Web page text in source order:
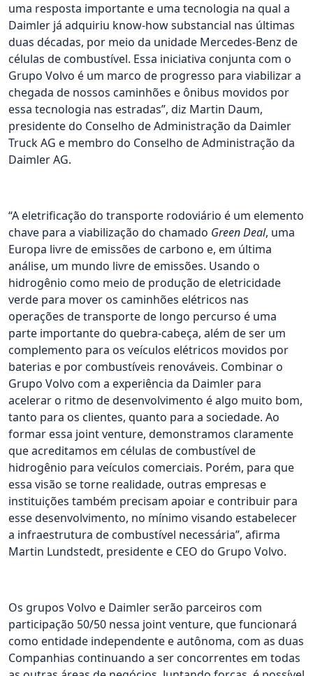
uma resposta importante e uma tecnologia na qual a
Daimler já adquiriu know-how substancial nas últimas
duas décadas, por meio da unidade Mercedes-Benz de
células de combustível. Essa iniciativa conjunta com o
Grupo Volvo é um marco de progresso para viabilizar a
chegada de nossos caminhões e ônibus movidos por
essa tecnologia nas estradas”, diz Martin Daum,
presidente do Conselho de Administração da Daimler
Truck AG e membro do Conselho de Administração da
Daimler AG.
“A eletrificação do transporte rodoviário é um elemento
chave para a viabilização do chamado Green Deal, uma
Europa livre de emissões de carbono e, em última
análise, um mundo livre de emissões. Usando o
hidrogênio como meio de produção de eletricidade
verde para mover os caminhões elétricos nas
operações de transporte de longo percurso é uma
parte importante do quebra-cabeça, além de ser um
complemento para os veículos elétricos movidos por
baterias e por combustíveis renováveis. Combinar o
Grupo Volvo com a experiência da Daimler para
acelerar o ritmo de desenvolvimento é algo muito bom,
tanto para os clientes, quanto para a sociedade. Ao
formar essa joint venture, demonstramos claramente
que acreditamos em células de combustível de
hidrogênio para veículos comerciais. Porém, para que
essa visão se torne realidade, outras empresas e
instituições também precisam apoiar e contribuir para
esse desenvolvimento, no mínimo visando estabelecer
a infraestrutura de combustível necessária”, afirma
Martin Lundstedt, presidente e CEO do Grupo Volvo.
Os grupos Volvo e Daimler serão parceiros com
participação 50/50 nessa joint venture, que funcionará
como entidade independente e autônoma, com as duas
Companhias continuando a ser concorrentes em todas